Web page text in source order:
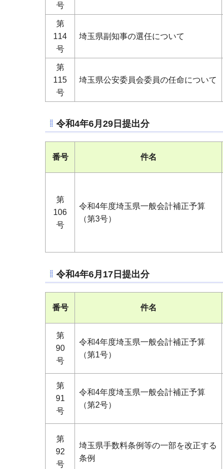
号
第
114
号
埼玉県副知事の選任について
第
115
号
埼玉県公安委員会委員の任命について
令和4年6月29日提出分
番号 件名
第
106
号
令和4年度埼玉県一般会計補正予算
（第3号）
令和4年6月17日提出分
番号 件名
第
90
号
令和4年度埼玉県一般会計補正予算
（第1号）
第
91
号
令和4年度埼玉県一般会計補正予算
（第2号）
第
92
号
埼玉県手数料条例等の一部を改正する
条例